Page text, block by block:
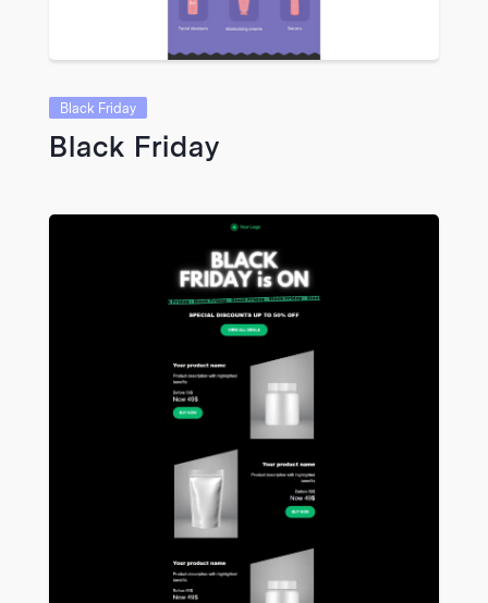
Black Friday
Black Friday